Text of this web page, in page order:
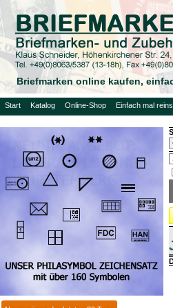
Briefmarken online kaufen,
Start Katalog Online-Shop Einfach mal